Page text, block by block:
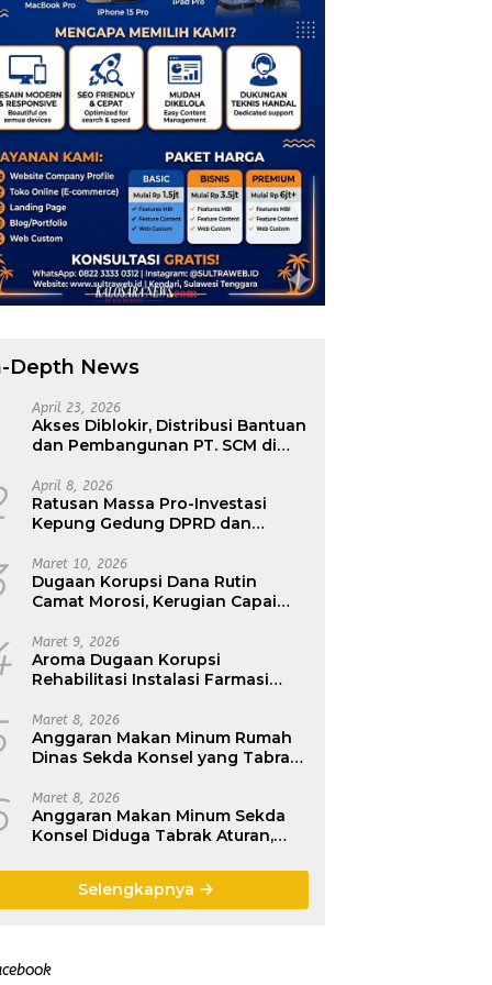
Depth News
April 23, 2026
Akses Diblokir, Distribusi Bantuan
dan Pembangunan PT. SCM di
Terdistribusi
April 8, 2026
Ratusan Massa Pro-Investasi
Kepung Gedung DPRD dan
Konawe : Jangan Paksakan
Smelter, Ikuti Regulasi Pusat
Maret 10, 2026
Dugaan Korupsi Dana Rutin
Camat Morosi, Kerugian Capai
Maret 9, 2026
Aroma Dugaan Korupsi
Rehabilitasi Instalasi Farmasi
Raya Construktion
Maret 8, 2026
Anggaran Makan Minum Rumah
Dinas Sekda Konsel yang Tabrak
Dikembalikan
Maret 8, 2026
Anggaran Makan Minum Sekda
Konsel Diduga Tabrak Aturan,
Selengkapnya